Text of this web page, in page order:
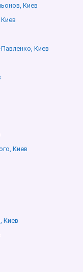
Киев
Киев
Киев
Киев